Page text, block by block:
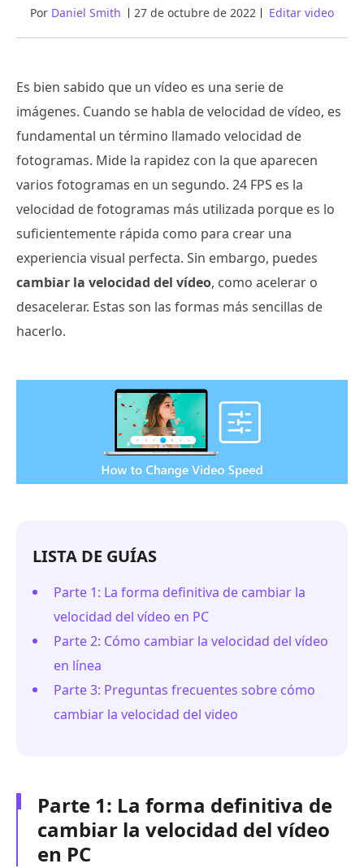
Por Daniel Smith 27 de octubre de 2022 Editar video
Es bien sabido que un vídeo es una serie de
imágenes. Cuando se habla de velocidad de vídeo, es
fundamental un término llamado velocidad de
fotogramas. Mide la rapidez con la que aparecen
varios fotogramas en un segundo. 24 FPS es la
velocidad de fotogramas más utilizada porque es lo
suficientemente rápida como para crear una
experiencia visual perfecta. Sin embargo, puedes
cambiar la velocidad del vídeo, como acelerar o
desacelerar. Estas son las formas más sencillas de
hacerlo.
LISTA DE GUÍAS
Parte 1: La forma definitiva de cambiar la
velocidad del vídeo en PC
Parte 2: Cómo cambiar la velocidad del vídeo
en línea
Parte 3: Preguntas frecuentes sobre cómo
cambiar la velocidad del video
Parte 1: La forma definitiva de
cambiar la velocidad del vídeo
en PC